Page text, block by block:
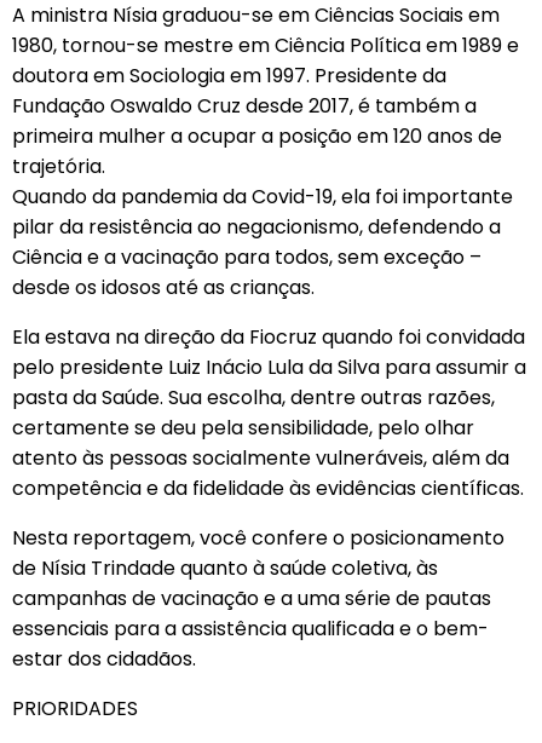
A ministra Nísia graduou-se em Ciências Sociais em
1980, tornou-se mestre em Ciência Política em 1989 e
doutora em Sociologia em 1997. Presidente da
Fundação Oswaldo Cruz desde 2017, é também a
primeira mulher a ocupar a posição em 120 anos de
trajetória.
Quando da pandemia da Covid-19, ela foi importante
pilar da resistência ao negacionismo, defendendo a
Ciência e a vacinação para todos, sem exceção –
desde os idosos até as crianças.
Ela estava na direção da Fiocruz quando foi convidada
pelo presidente Luiz Inácio Lula da Silva para assumir a
pasta da Saúde. Sua escolha, dentre outras razões,
certamente se deu pela sensibilidade, pelo olhar
atento às pessoas socialmente vulneráveis, além da
competência e da fidelidade às evidências científicas.
Nesta reportagem, você confere o posicionamento
de Nísia Trindade quanto à saúde coletiva, às
campanhas de vacinação e a uma série de pautas
essenciais para a assistência qualificada e o bem-
estar dos cidadãos.
PRIORIDADES